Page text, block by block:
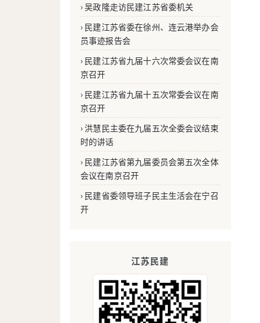
› 吴政隆走访民建江苏省委机关
› 民建江苏省委在徐州、连云港举办会
员事迹报告会
› 民建江苏省九届十六次常委会议在南
京召开
› 民建江苏省九届十五次常委会议在南
京召开
› 洪慧民主委在九届五次全委会议结束
时的讲话
› 民建江苏省第九届委员会第五次全体
会议在南京召开
› 民建省委领导班子民主生活会在宁召
开
江苏民建